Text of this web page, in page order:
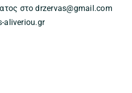
στο drzervas@gmail.com
aliveriou.gr